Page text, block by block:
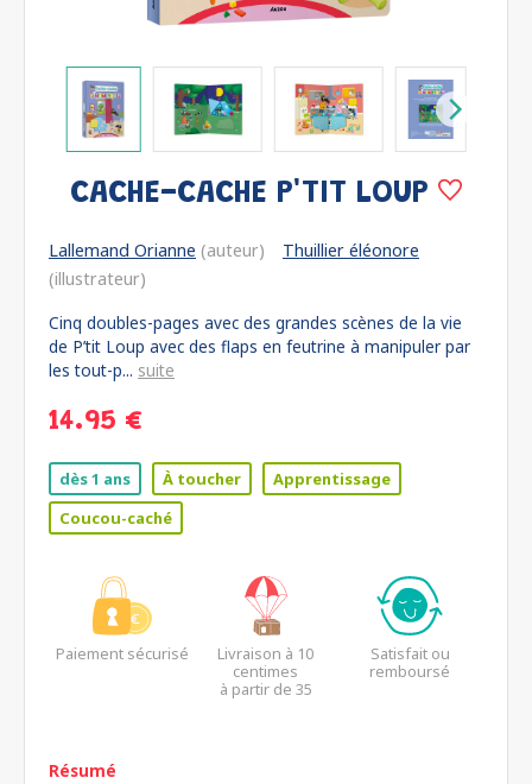
CACHE-CACHE P'TIT LOUP
Lallemand Orianne (auteur)
Thuillier éléonore
(illustrateur)
Cinq doubles-pages avec des grandes scènes de la vie
de P’tit Loup avec des flaps en feutrine à manipuler par
les tout-p... suite
14.95 €
dès 1 ans À toucher
Apprentissage
Coucou-caché
Paiement sécurisé
Livraison à 10
centimes
à partir de 35
Satisfait ou
remboursé
Résumé